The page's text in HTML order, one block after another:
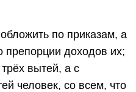
по приказам, а
препорции доходов их;
вытей, а с
человек, со всем, что